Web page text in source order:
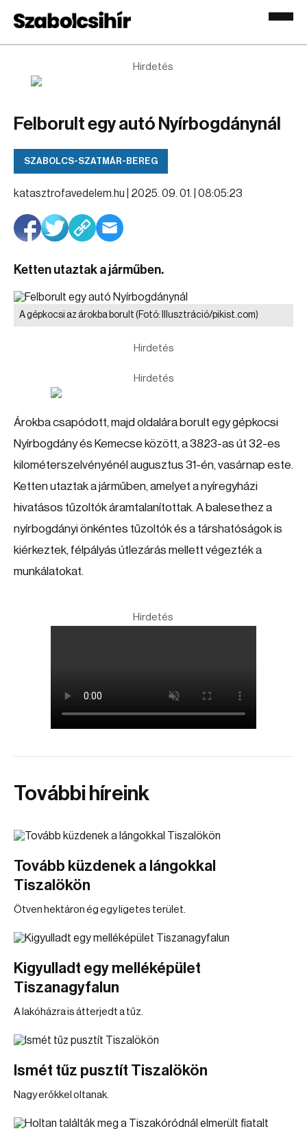
Hirdetés
Felborult egy autó Nyírbogdánynál
SZABOLCS-SZATMÁR-BEREG
katasztrofavedelem.hu | 2025. 09. 01. | 08:05:23
Ketten utaztak a járműben.
A gépkocsi az árokba borult (Fotó: Illusztráció/pikist.com)
Hirdetés
Hirdetés
Árokba csapódott, majd oldalára borult egy gépkocsi
Nyírbogdány és Kemecse között, a 3823-as út 32-es
kilométerszelvényénél augusztus 31-én, vasárnap este.
Ketten utaztak a járműben, amelyet a nyíregyházi
hivatásos tűzoltók áramtalanítottak. A balesethez a
nyírbogdányi önkéntes tűzoltók és a társhatóságok is
kiérkeztek, félpályás útlezárás mellett végezték a
munkálatokat.
Hirdetés
További híreink
Tovább küzdenek a lángokkal
Tiszalökön
Ötven hektáron ég egy ligetes terület.
Kigyulladt egy melléképület
Tiszanagyfalun
A lakóházra is átterjedt a tűz.
Ismét tűz pusztít Tiszalökön
Nagy erőkkel oltanak.